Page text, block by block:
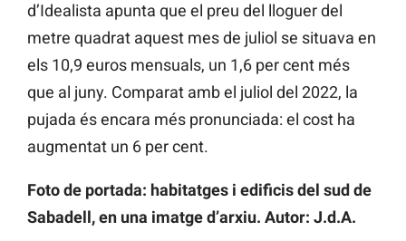
d’Idealista apunta que el preu del lloguer del
metre quadrat aquest mes de juliol se situava en
els 10,9 euros mensuals, un 1,6 per cent més
que al juny. Comparat amb el juliol del 2022, la
pujada és encara més pronunciada: el cost ha
augmentat un 6 per cent.
Foto de portada: habitatges i edificis del sud de
Sabadell, en una imatge d’arxiu. Autor: J.d.A.